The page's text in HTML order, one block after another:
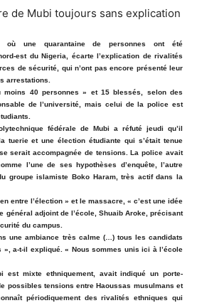
où une quarantaine de personnes ont été
est du Nigeria, écarte l’explication de rivalités
de sécurité, qui n’ont pas encore présenté leur
arrestations.
40 personnes » et 15 blessés, selon des
de l’université, mais celui de la police est
fédérale de Mubi a réfuté jeudi qu’il
tuerie et une élection étudiante qui s’était tenue
serait accompagnée de tensions. La police avait
l’une de ses hypothèses d’enquête, l’autre
groupe islamiste Boko Haram, très actif dans la
entre l’élection » et le massacre, « c’est une idée
général adjoint de l’école, Shuaib Aroke, précisant
du campus.
une ambiance très calme (…) tous les candidats
a-t-il expliqué. « Nous sommes unis ici à l’école
est mixte ethniquement, avait indiqué un porte-
possibles tensions entre Haoussas musulmans et
périodiquement des rivalités ethniques qui